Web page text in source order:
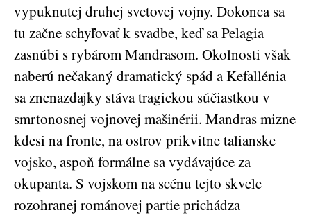
vypuknutej druhej svetovej vojny. Dokonca sa
tu začne schyľovať k svadbe, keď sa Pelagia
zasnúbi s rybárom Mandrasom. Okolnosti však
naberú nečakaný dramatický spád a Kefallénia
sa znenazdajky stáva tragickou súčiastkou v
smrtonosnej vojnovej mašinérii. Mandras mizne
kdesi na fronte, na ostrov prikvitne talianske
vojsko, aspoň formálne sa vydávajúce za
okupanta. S vojskom na scénu tejto skvele
rozohranej románovej partie prichádza